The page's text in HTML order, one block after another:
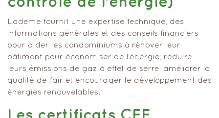
L’ademe fournit une expertise technique, des
informations générales et des conseils financiers
pour aider les condominiums à rénover leur
bâtiment pour économiser de l’énergie, réduire
leurs émissions de gaz à effet de serre, améliorer la
qualité de l’air et encourager le développement des
énergies renouvelables.